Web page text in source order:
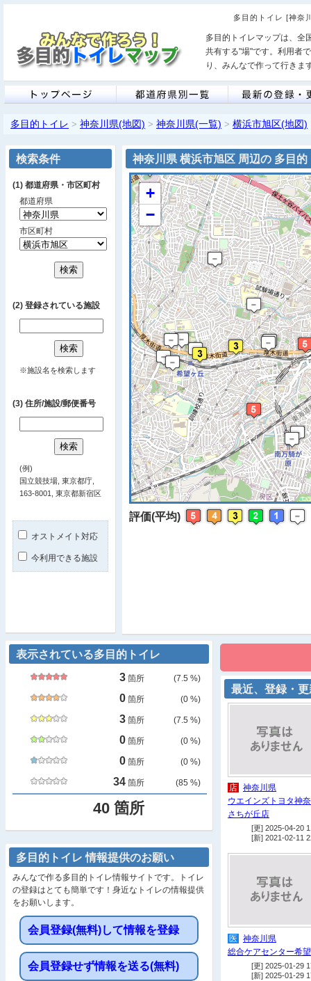
多目的トイレ [神奈
多目的トイレマップは、全
共有する"場"です。利用者
り、みんなで作って行きま
多目的トイレ > 神奈川県(地図) > 神奈川県(一覧) > 横浜市旭区(地図)
神奈川県 横浜市旭区 周辺の 多目的
※ マップを
+
−
評価(平均)
検索条件
(1) 都道府県・市区町村
都道府県
市区町村
(2) 登録されている施設
※施設名を検索します
(3) 住所/施設/郵便番号
(例)
国立競技場, 東京都庁,
163-8001, 東京都新宿区
オストメイト対応
今利用できる施設
最近、登録・
店 神奈川県
ウエインズトヨタ神
さちが丘店
[更] 2025-04-20
[新] 2021-02-11
医 神奈川県
総合ケアセンター希
[更] 2025-01-29
[新] 2025-01-29
表示されている多目的トイレ
3 箇所 (7.5 %)
0 箇所 (0 %)
3 箇所 (7.5 %)
0 箇所 (0 %)
0 箇所 (0 %)
34 箇所 (85 %)
40 箇所
多目的トイレ 情報提供のお願い
みんなで作る多目的トイレ情報サイトです。トイレ
の登録はとても簡単です！身近なトイレの情報提供
をお願いします。
会員登録(無料)して情報を登録
会員登録せず情報を送る(無料)